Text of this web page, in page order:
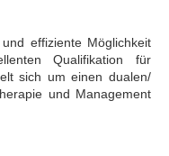
effiziente Möglichkeit
Qualifikation für
sich um einen dualen/
und Management